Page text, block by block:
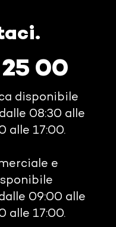
00
disponibile
08:30 alle
alle 17:00.
e
09:00 alle
alle 17:00.